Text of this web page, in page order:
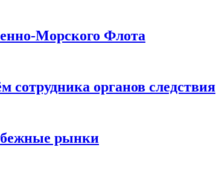
Морского Флота
сотрудника органов следствия
рынки